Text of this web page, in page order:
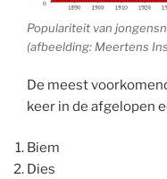
Populariteit van
(afbeelding: Meertens
De meest
keer in de afgelopen
Biem
Dies